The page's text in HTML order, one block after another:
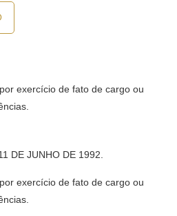
exercício de fato de cargo ou
DE JUNHO DE 1992.
exercício de fato de cargo ou